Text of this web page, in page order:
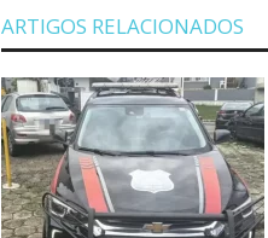
ARTIGOS RELACIONADOS